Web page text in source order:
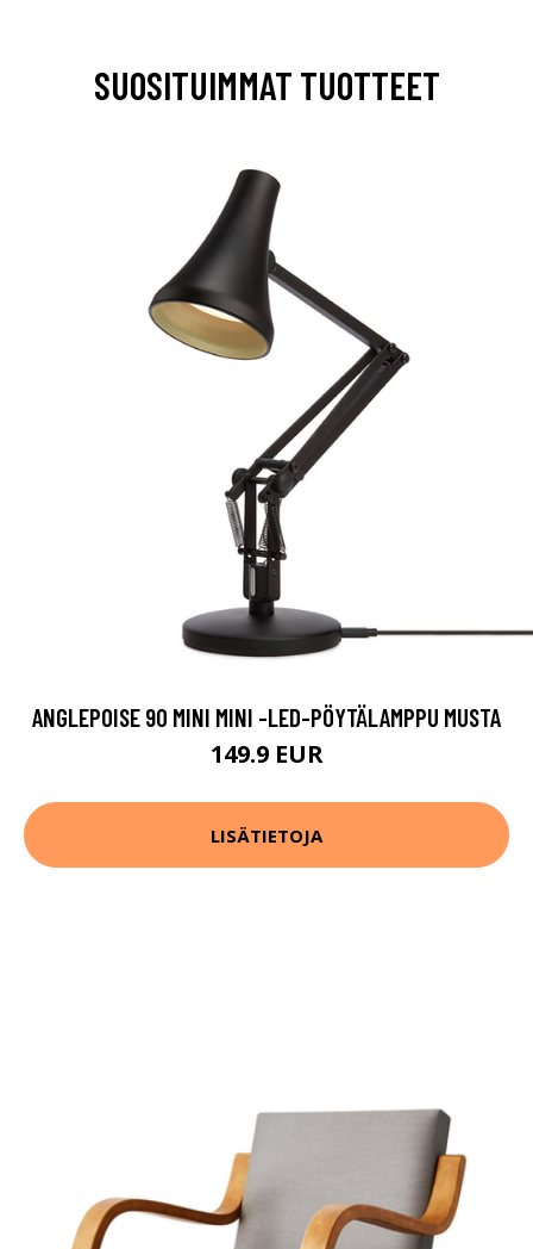
SUOSITUIMMAT TUOTTEET
ANGLEPOISE 90 MINI MINI -LED-PÖYTÄLAMPPU MUSTA
149.9 EUR
LISÄTIETOJA